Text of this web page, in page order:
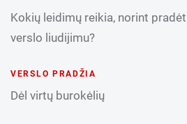
Kokių leidimų reikia, norint
verslo liudijimu?
VERSLO PRADŽIA
Dėl virtų burokėlių